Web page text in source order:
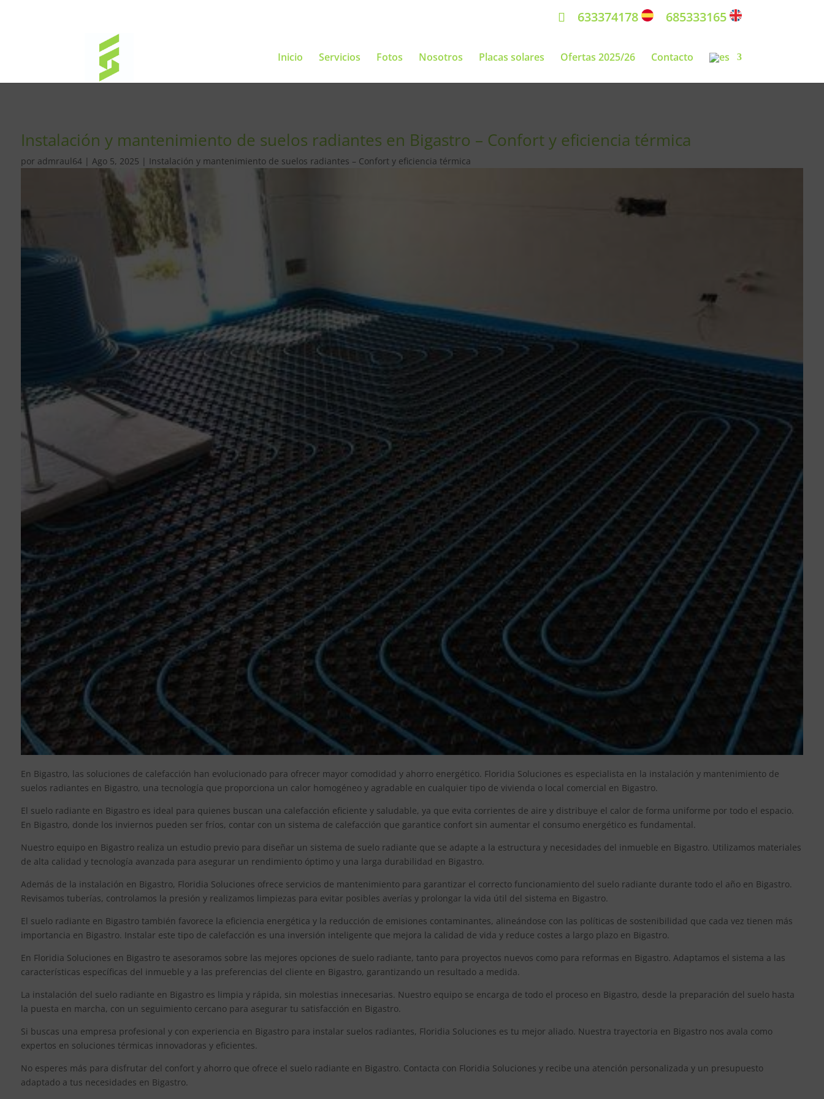
633374178 685333165
Inicio Servicios Fotos Nosotros Placas solares Ofertas 2025/26 Contacto
Instalación y mantenimiento de suelos radiantes en Bigastro – Confort y eficiencia térmica
por admraul64| Ago 5, 2025 | Instalación y mantenimiento de suelos radiantes – Confort y eficiencia térmica
En Bigastro, las soluciones de calefacción han evolucionado para ofrecer mayor comodidad y ahorro energético. Floridia Soluciones es especialista en la instalación y mantenimiento de
suelos radiantes en Bigastro, una tecnología que proporciona un calor homogéneo y agradable en cualquier tipo de vivienda o local comercial en Bigastro.
El suelo radiante en Bigastro es ideal para quienes buscan una calefacción eficiente y saludable, ya que evita corrientes de aire y distribuye el calor de forma uniforme por todo el espacio.
En Bigastro, donde los inviernos pueden ser fríos, contar con un sistema de calefacción que garantice confort sin aumentar el consumo energético es fundamental.
Nuestro equipo en Bigastro realiza un estudio previo para diseñar un sistema de suelo radiante que se adapte a la estructura y necesidades del inmueble en Bigastro. Utilizamos materiales
de alta calidad y tecnología avanzada para asegurar un rendimiento óptimo y una larga durabilidad en Bigastro.
Además de la instalación en Bigastro, Floridia Soluciones ofrece servicios de mantenimiento para garantizar el correcto funcionamiento del suelo radiante durante todo el año en Bigastro.
Revisamos tuberías, controlamos la presión y realizamos limpiezas para evitar posibles averías y prolongar la vida útil del sistema en Bigastro.
El suelo radiante en Bigastro también favorece la eficiencia energética y la reducción de emisiones contaminantes, alineándose con las políticas de sostenibilidad que cada vez tienen más
importancia en Bigastro. Instalar este tipo de calefacción es una inversión inteligente que mejora la calidad de vida y reduce costes a largo plazo en Bigastro.
En Floridia Soluciones en Bigastro te asesoramos sobre las mejores opciones de suelo radiante, tanto para proyectos nuevos como para reformas en Bigastro. Adaptamos el sistema a las
características específicas del inmueble y a las preferencias del cliente en Bigastro, garantizando un resultado a medida.
La instalación del suelo radiante en Bigastro es limpia y rápida, sin molestias innecesarias. Nuestro equipo se encarga de todo el proceso en Bigastro, desde la preparación del suelo hasta
la puesta en marcha, con un seguimiento cercano para asegurar tu satisfacción en Bigastro.
Si buscas una empresa profesional y con experiencia en Bigastro para instalar suelos radiantes, Floridia Soluciones es tu mejor aliado. Nuestra trayectoria en Bigastro nos avala como
expertos en soluciones térmicas innovadoras y eficientes.
No esperes más para disfrutar del confort y ahorro que ofrece el suelo radiante en Bigastro. Contacta con Floridia Soluciones y recibe una atención personalizada y un presupuesto
adaptado a tus necesidades en Bigastro.